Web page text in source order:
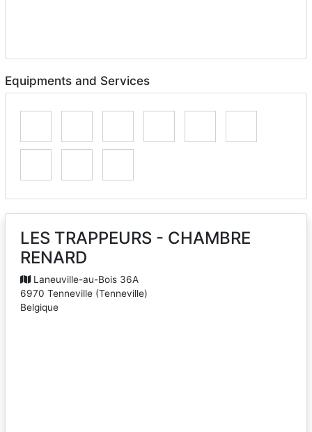
Equipments and Services
LES TRAPPEURS - CHAMBRE
RENARD
Laneuville-au-Bois 36A
6970 Tenneville(Tenneville)
Belgique